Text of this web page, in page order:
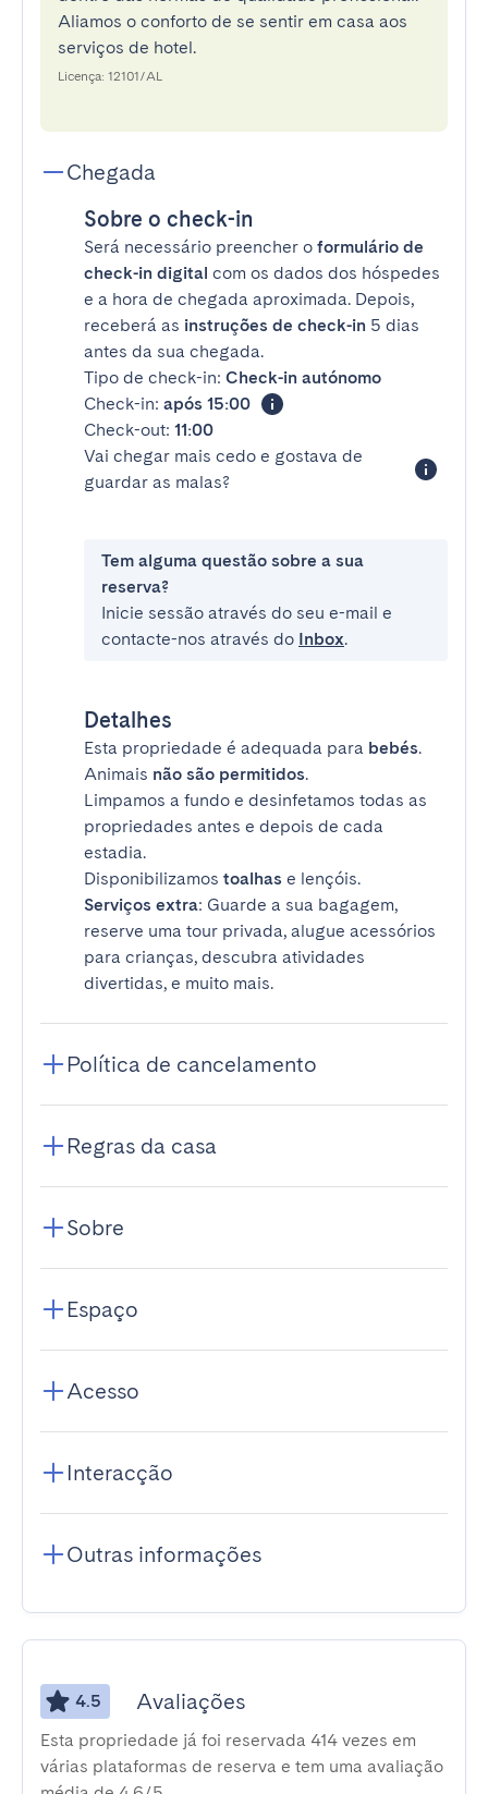
Aliamos o conforto de se sentir em casa aos
serviços de hotel.
Licença: 12101/AL
Chegada
Sobre o check-in
Será necessário preencher o formulário de
check-in digital com os dados dos hóspedes
e a hora de chegada aproximada. Depois,
receberá as instruções de check-in 5 dias
antes da sua chegada.
Tipo de check-in: Check-in autónomo
Check-in: após 15:00
Check-out: 11:00
Vai chegar mais cedo e gostava de
guardar as malas?
Tem alguma questão sobre a sua
reserva?
Inicie sessão através do seu e-mail e
contacte-nos através do Inbox.
Detalhes
Esta propriedade é adequada para bebés.
Animais não são permitidos.
Limpamos a fundo e desinfetamos todas as
propriedades antes e depois de cada
estadia.
Disponibilizamos toalhas e lençóis.
Serviços extra: Guarde a sua bagagem,
reserve uma tour privada, alugue acessórios
para crianças, descubra atividades
divertidas, e muito mais.
Política de cancelamento
Regras da casa
Sobre
Espaço
Acesso
Interacção
Outras informações
4.5 Avaliações
Esta propriedade já foi reservada 414 vezes em
várias plataformas de reserva e tem uma avaliação